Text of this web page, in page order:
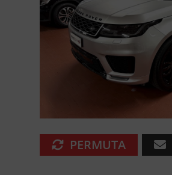
PERMUTA